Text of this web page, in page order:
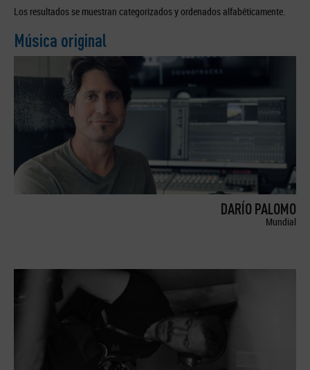
Los resultados se muestran categorizados y ordenados alfabéticamente.
Música original
DARÍO PALOMO
Mundial